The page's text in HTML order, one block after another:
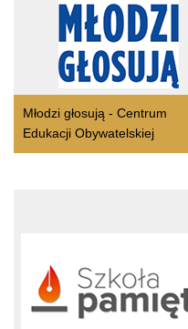
Młodzi głosują - Centrum
Edukacji Obywatelskiej